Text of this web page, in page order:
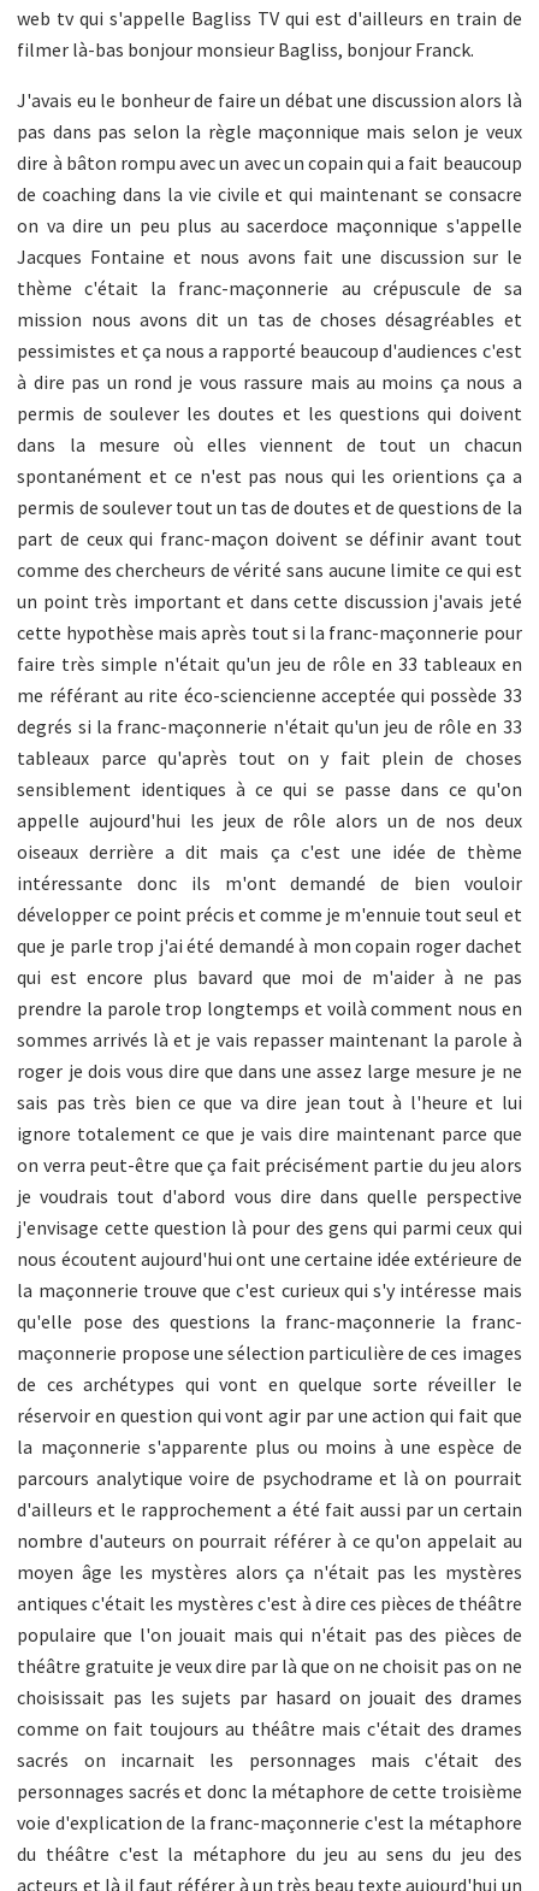
web tv qui s'appelle Bagliss TV qui est d'ailleurs en train de
filmer là-bas bonjour monsieur Bagliss, bonjour Franck.
J'avais eu le bonheur de faire un débat une discussion alors là
pas dans pas selon la règle maçonnique mais selon je veux
dire à bâton rompu avec un avec un copain qui a fait beaucoup
de coaching dans la vie civile et qui maintenant se consacre
on va dire un peu plus au sacerdoce maçonnique s'appelle
Jacques Fontaine et nous avons fait une discussion sur le
thème c'était la franc-maçonnerie au crépuscule de sa
mission nous avons dit un tas de choses désagréables et
pessimistes et ça nous a rapporté beaucoup d'audiences c'est
à dire pas un rond je vous rassure mais au moins ça nous a
permis de soulever les doutes et les questions qui doivent
dans la mesure où elles viennent de tout un chacun
spontanément et ce n'est pas nous qui les orientions ça a
permis de soulever tout un tas de doutes et de questions de la
part de ceux qui franc-maçon doivent se définir avant tout
comme des chercheurs de vérité sans aucune limite ce qui est
un point très important et dans cette discussion j'avais jeté
cette hypothèse mais après tout si la franc-maçonnerie pour
faire très simple n'était qu'un jeu de rôle en 33 tableaux en
me référant au rite éco-sciencienne acceptée qui possède 33
degrés si la franc-maçonnerie n'était qu'un jeu de rôle en 33
tableaux parce qu'après tout on y fait plein de choses
sensiblement identiques à ce qui se passe dans ce qu'on
appelle aujourd'hui les jeux de rôle alors un de nos deux
oiseaux derrière a dit mais ça c'est une idée de thème
intéressante donc ils m'ont demandé de bien vouloir
développer ce point précis et comme je m'ennuie tout seul et
que je parle trop j'ai été demandé à mon copain roger dachet
qui est encore plus bavard que moi de m'aider à ne pas
prendre la parole trop longtemps et voilà comment nous en
sommes arrivés là et je vais repasser maintenant la parole à
roger je dois vous dire que dans une assez large mesure je ne
sais pas très bien ce que va dire jean tout à l'heure et lui
ignore totalement ce que je vais dire maintenant parce que
on verra peut-être que ça fait précisément partie du jeu alors
je voudrais tout d'abord vous dire dans quelle perspective
j'envisage cette question là pour des gens qui parmi ceux qui
nous écoutent aujourd'hui ont une certaine idée extérieure de
la maçonnerie trouve que c'est curieux qui s'y intéresse mais
qu'elle pose des questions la franc-maçonnerie la franc-
maçonnerie propose une sélection particulière de ces images
de ces archétypes qui vont en quelque sorte réveiller le
réservoir en question qui vont agir par une action qui fait que
la maçonnerie s'apparente plus ou moins à une espèce de
parcours analytique voire de psychodrame et là on pourrait
d'ailleurs et le rapprochement a été fait aussi par un certain
nombre d'auteurs on pourrait référer à ce qu'on appelait au
moyen âge les mystères alors ça n'était pas les mystères
antiques c'était les mystères c'est à dire ces pièces de théâtre
populaire que l'on jouait mais qui n'était pas des pièces de
théâtre gratuite je veux dire par là que on ne choisit pas on ne
choisissait pas les sujets par hasard on jouait des drames
comme on fait toujours au théâtre mais c'était des drames
sacrés on incarnait les personnages mais c'était des
personnages sacrés et donc la métaphore de cette troisième
voie d'explication de la franc-maçonnerie c'est la métaphore
du théâtre c'est la métaphore du jeu au sens du jeu des
acteurs et là il faut référer à un très beau texte aujourd'hui un